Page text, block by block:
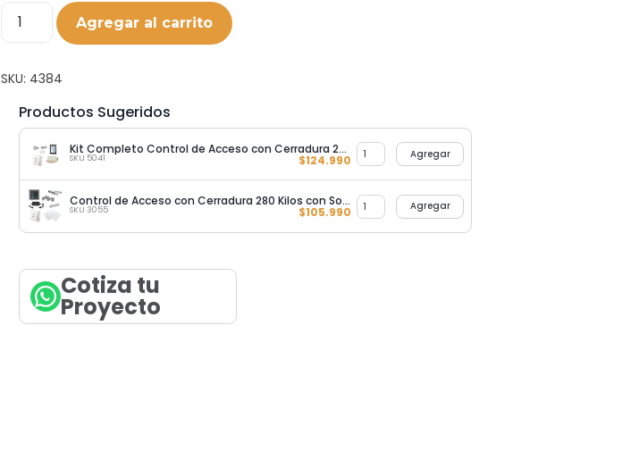
Agregar al carrito
SKU: 4384
Productos Sugeridos
Kit Completo Control de Acceso con Cerradura 280KG Puerta Vidrio
SKU 5041 $124.990 Agregar
Control de Acceso con Cerradura 280 Kilos con Soporte L / Z, Mas Botón Exit (Fuente Poder Laptop) Kit 5
SKU 3055 $105.990 Agregar
Cotiza tu
Proyecto